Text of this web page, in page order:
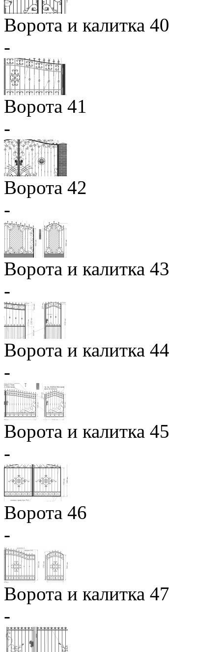
Ворота и калитка 40
-
Ворота 41
-
Ворота 42
-
Ворота и калитка 43
-
Ворота и калитка 44
-
Ворота и калитка 45
-
Ворота 46
-
Ворота и калитка 47
-